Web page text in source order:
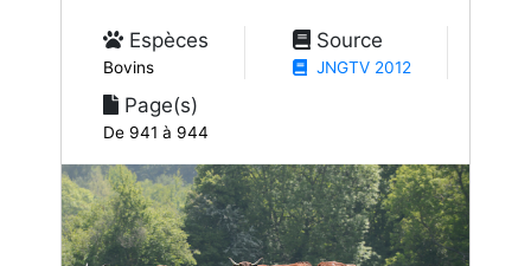
Espèces
Bovins
Source
JNGTV 2012
Page(s)
De 941 à 944